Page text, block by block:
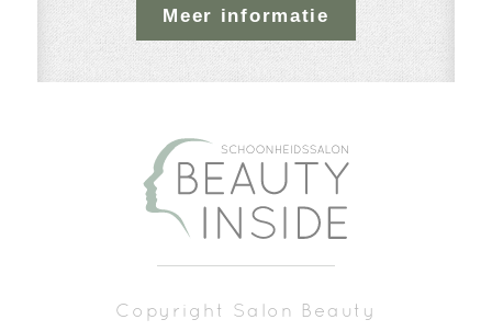
Meer informatie
Copyright Salon Beauty